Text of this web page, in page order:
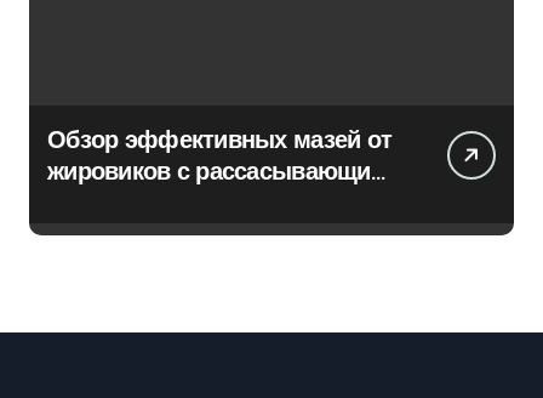
Обзор эффективных мазей от
жировиков с рассасывающим